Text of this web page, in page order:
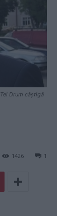
Drum câștigă
1
1426